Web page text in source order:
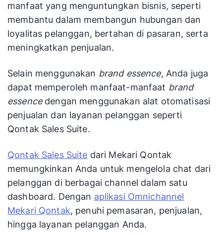
manfaat yang menguntungkan bisnis, seperti
membantu dalam membangun hubungan dan
loyalitas pelanggan, bertahan di pasaran, serta
meningkatkan penjualan.
Selain menggunakan brand essence, Anda juga
dapat memperoleh manfaat-manfaat brand
essencedengan menggunakan alat otomatisasi
penjualan dan layanan pelanggan seperti
Qontak Sales Suite.
Qontak Sales Suite dari Mekari Qontak
memungkinkan Anda untuk mengelola chat dari
pelanggan di berbagai channel dalam satu
dashboard. Dengan aplikasi Omnichannel
Mekari Qontak, penuhi pemasaran, penjualan,
hingga layanan pelanggan Anda.